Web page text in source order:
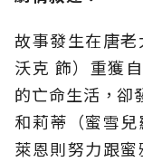
故事發生在唐
沃克 飾）重獲
的亡命生活，卻
和莉蒂（蜜雪
萊恩則努力跟